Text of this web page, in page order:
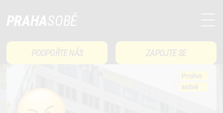
PRAHASOBĚ
PODPOŘTE NÁS ZAPOJTE SE